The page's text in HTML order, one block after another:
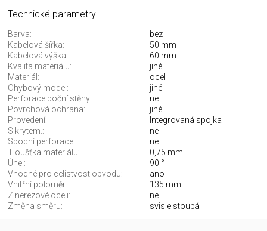
Technické parametry
Barva:
bez
Kabelová šířka:
50 mm
Kabelová výška:
60 mm
Kvalita materiálu:
jiné
Materiál:
ocel
Ohybový model:
jiné
Perforace boční stěny:
ne
Povrchová ochrana:
jiné
Provedení:
Integrovaná spojka
S krytem.:
ne
Spodní perforace:
ne
Tloušťka materiálu:
0,75 mm
Úhel:
90 °
Vhodné pro celistvost obvodu:
ano
Vnitřní poloměr:
135 mm
Z nerezové oceli:
ne
Změna směru:
svisle stoupá